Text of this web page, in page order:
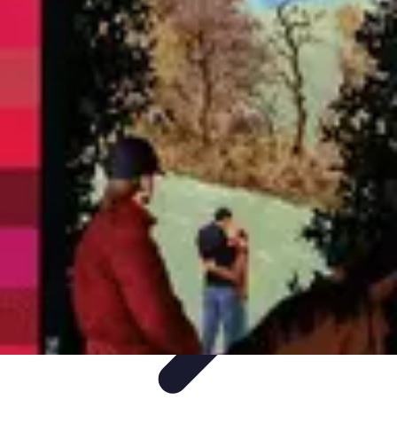
Analyse et performancesActualitésAnalyse des
performances
TendancesAnalyses
Basket Actu